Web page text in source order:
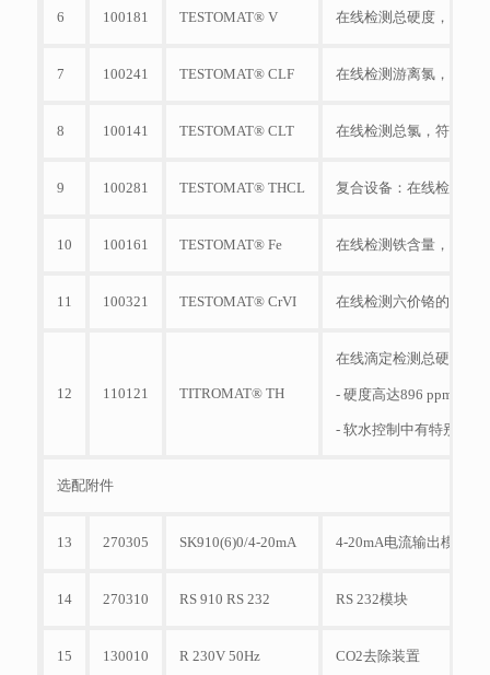
6 100181 TESTOMAT® V 在线检测总硬度，内置
7 100241 TESTOMAT® CLF 在线检测游离氯，符合
8 100141 TESTOMAT® CLT 在线检测总氯，符合
9 100281 TESTOMAT® THCL 复合设备：在线检测总
10 100161 TESTOMAT® Fe 在线检测铁含量，用于
11 100321 TESTOMAT® CrVI 在线检测六价铬的含量
12 110121 TITROMAT® TH
在线滴定检测总硬度，
- 硬度高达896 ppm
- 软水控制中有特别高的
选配附件
13 270305 SK910(6)0/4-20mA 4-20mA电流输出模块
14 270310 RS 910 RS 232 RS 232模块
15 130010 R 230V 50Hz CO2去除装置